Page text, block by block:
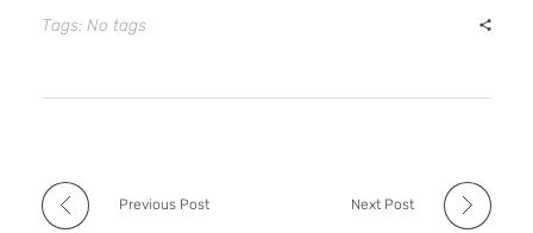
Tags: No tags
Previous Post Next Post